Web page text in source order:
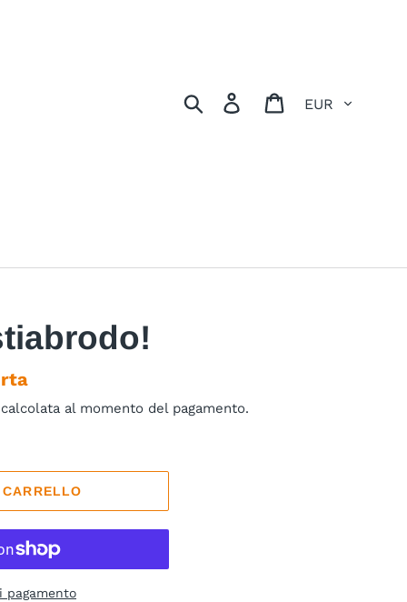
Cerca
Accedi Carrello
calcolata al momento del pagamento.
pagamento